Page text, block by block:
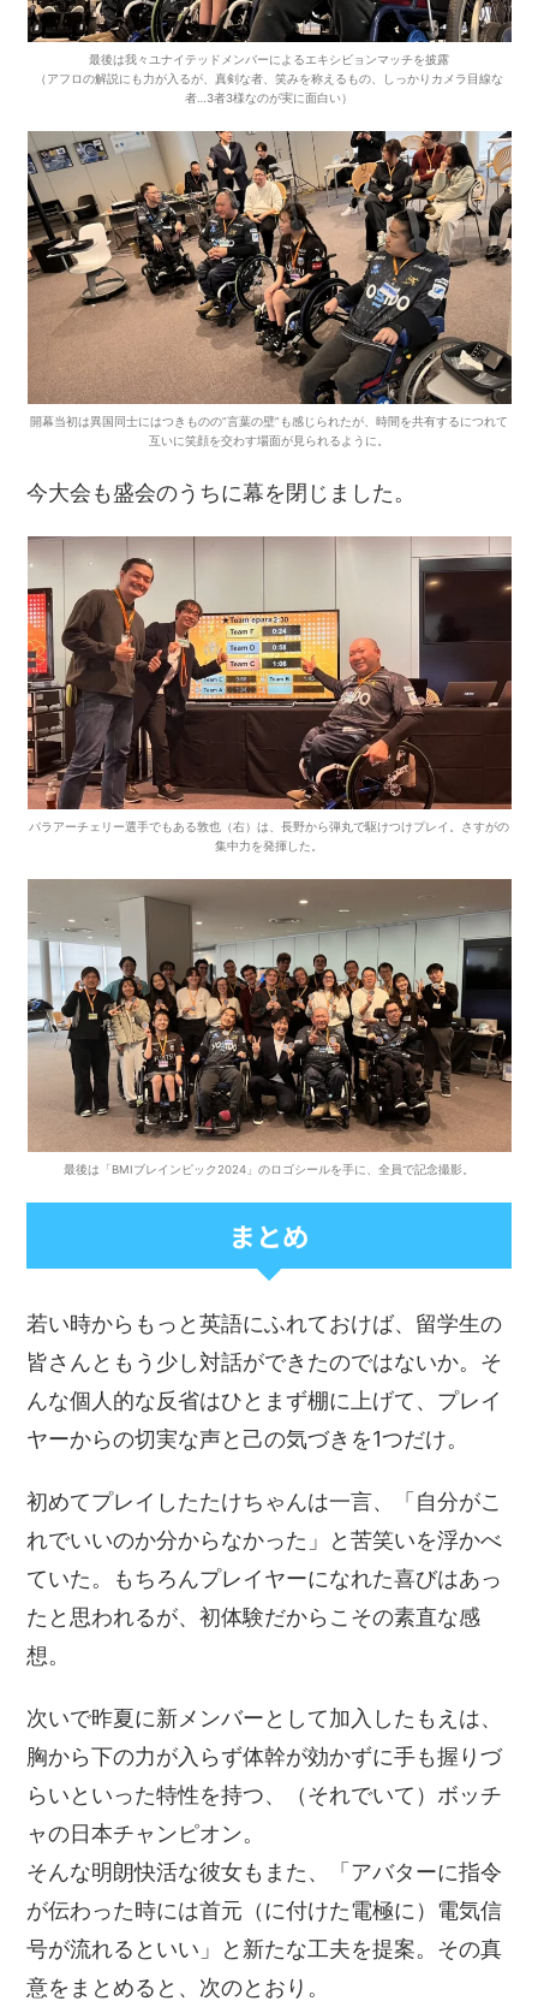
最後は我々ユナイテッドメンバーによるエキシビョンマッチを披露
（アフロの解説にも力が入るが、真剣な者、笑みを称えるもの、しっかりカメラ目線な
者…3者3様なのが実に面白い）
開幕当初は異国同士にはつきものの”言葉の壁”も感じられたが、時間を共有するにつれて
互いに笑顔を交わす場面が見られるように。
今大会も盛会のうちに幕を閉じました。
パラアーチェリー選手でもある敦也 （右） は、長野から弾丸で駆けつけプレイ。さすがの
集中力を発揮した。
最後は「BMIブレインピック2024」のロゴシールを手に、全員で記念撮影。
まとめ
若い時からもっと英語にふれておけば、留学生の
皆さんともう少し対話ができたのではないか。そ
んな個人的な反省はひとまず棚に上げて、プレイ
ヤーからの切実な声と己の気づきを1つだけ。
初めてプレイしたたけちゃんは一言、「自分がこ
れでいいのか分からなかった」と苦笑いを浮かべ
ていた。もちろんプレイヤーになれた喜びはあっ
たと思われるが、初体験だからこその素直な感
想。
次いで昨夏に新メンバーとして加入したもえは、
胸から下の力が入らず体幹が効かずに手も握りづ
らいといった特性を持つ、（それでいて）ボッチ
ャの日本チャンピオン。
そんな明朗快活な彼女もまた、「アバターに指令
が伝わった時には首元（に付けた電極に）電気信
号が流れるといい」と新たな工夫を提案。その真
意をまとめると、次のとおり。